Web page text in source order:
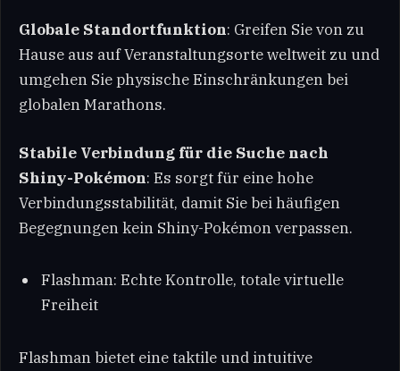
Globale Standortfunktion: Greifen Sie von zu
Hause aus auf Veranstaltungsorte weltweit zu und
umgehen Sie physische Einschränkungen bei
globalen Marathons.
Stabile Verbindung für die Suche nach
Shiny-Pokémon: Es sorgt für eine hohe
Verbindungsstabilität, damit Sie bei häufigen
Begegnungen kein Shiny-Pokémon verpassen.
Flashman: Echte Kontrolle, totale virtuelle
Freiheit
Flashman bietet eine taktile und intuitive